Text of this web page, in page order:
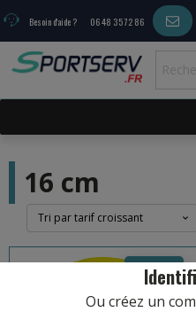
Besoin d'aide ? 06 48 35 72 86
16 cm
9,70 €
Ou créez un